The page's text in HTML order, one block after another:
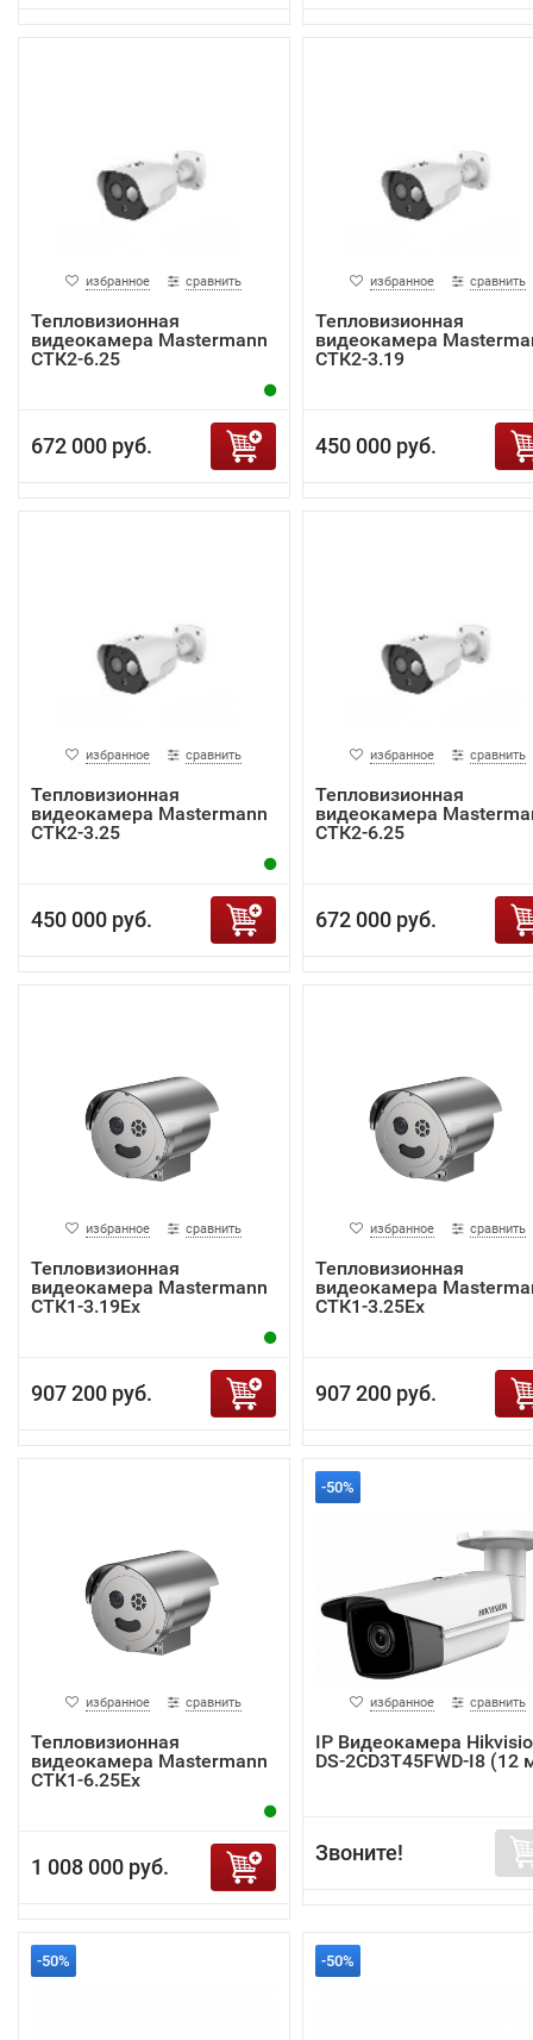
избранное сравнить
Тепловизионная
видеокамера Mastermann
СТК2-6.25
672 000 руб.
избранное сравнить
Тепловизионная
видеокамера
СТК2-3.19
450 000 руб.
избранное сравнить
Тепловизионная
видеокамера Mastermann
СТК2-3.25
450 000 руб.
избранное сравнить
Тепловизионная
видеокамера
СТК2-6.25
672 000 руб.
избранное сравнить
Тепловизионная
видеокамера Mastermann
СТК1-3.19Ex
907 200 руб.
избранное сравнить
Тепловизионная
видеокамера
СТК1-3.25Ex
907 200 руб.
избранное сравнить
Тепловизионная
видеокамера Mastermann
СТК1-6.25Ex
1 008 000 руб.
-50%
избранное сравнить
IP Видеокамера
DS-2CD3T45FWD-I8 (12
Звоните!
-50% -50%